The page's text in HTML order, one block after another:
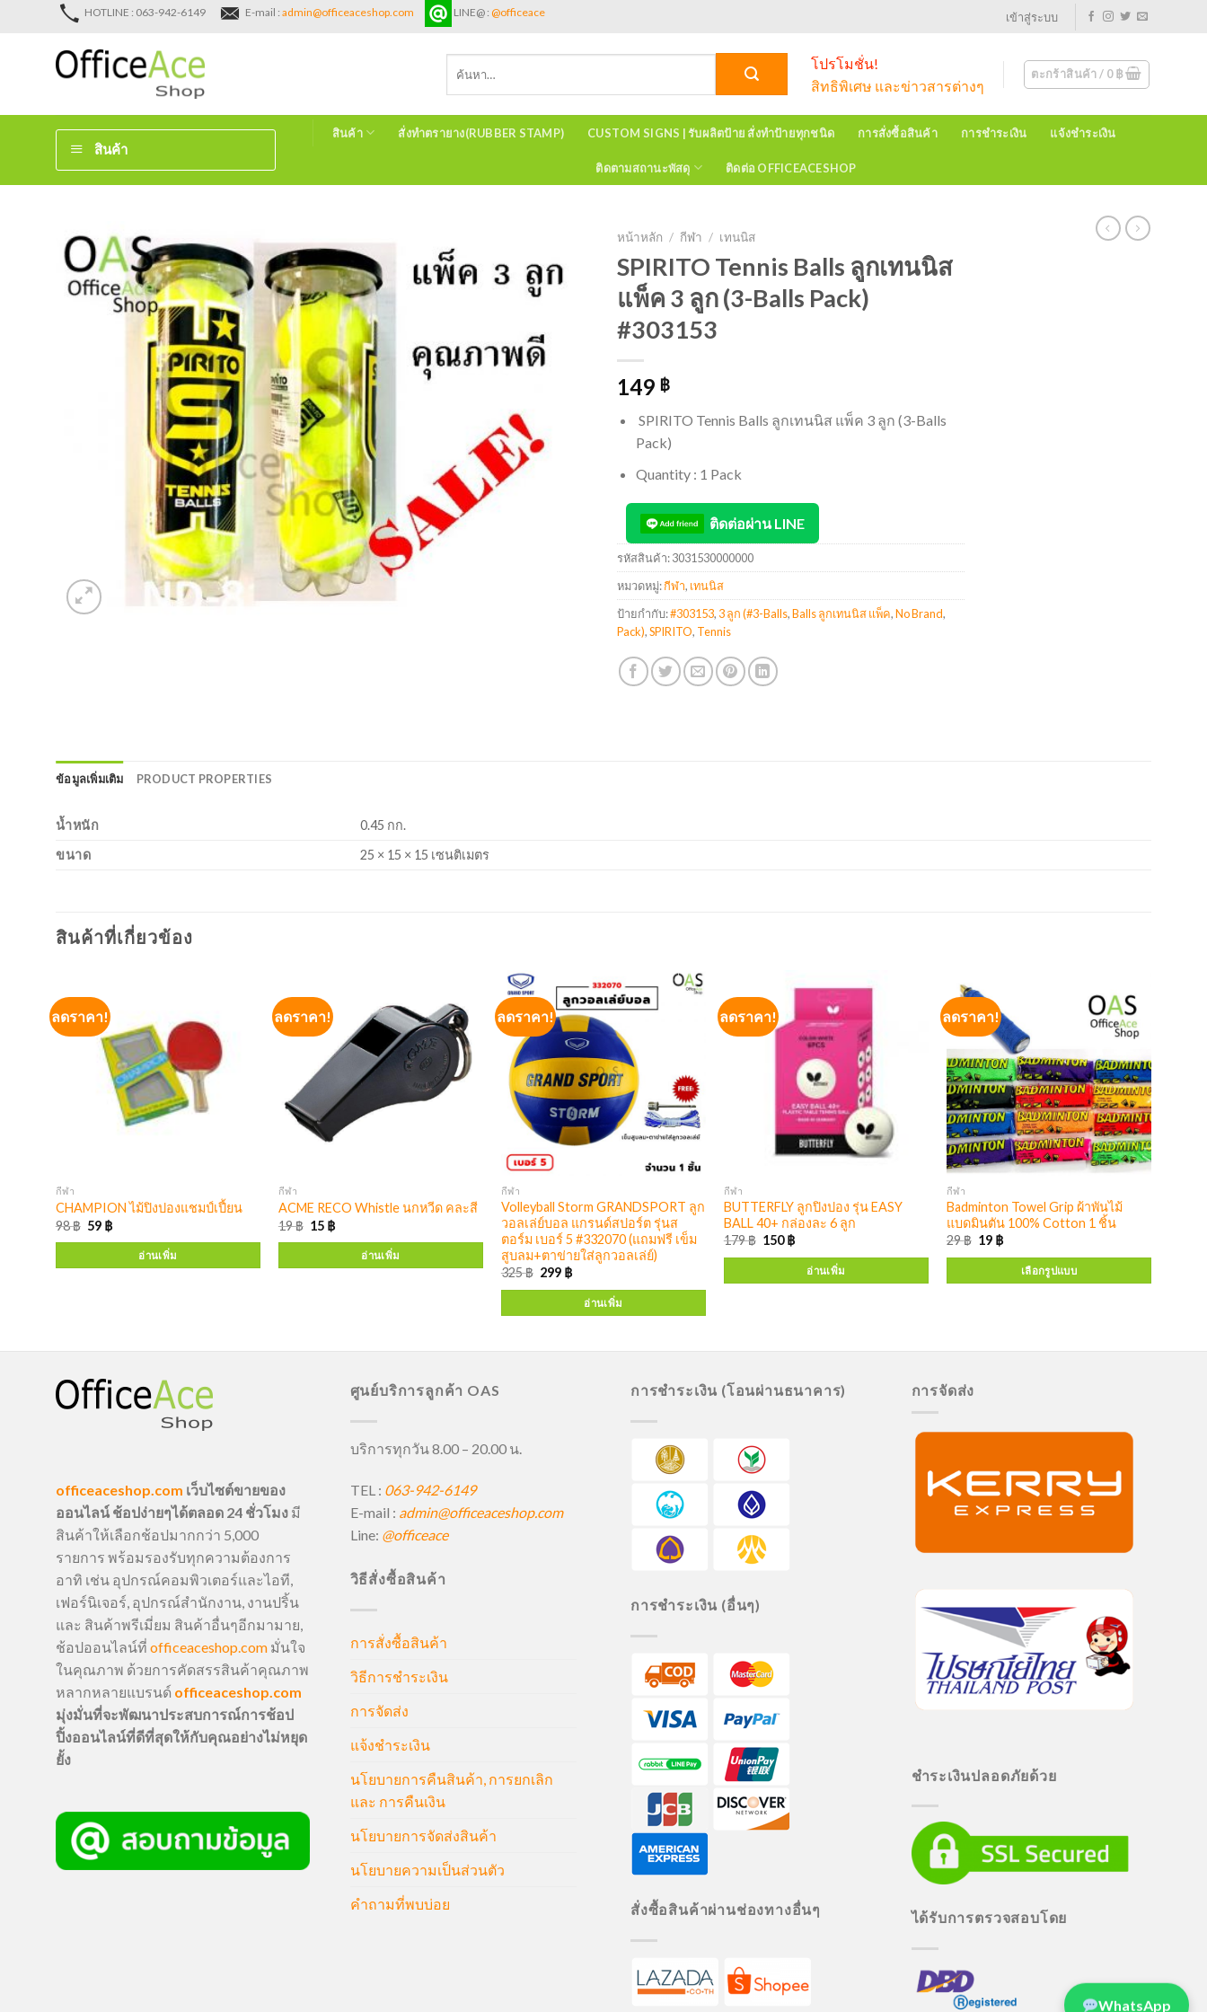
HOTLINE : 063-942-6149 E-mail : admin@officeaceshop.com LINE@ : @officeace เข้าสู่ระบบ
โปรโมชั่น!
สิทธิพิเศษ และข่าวสารต่างๆ
ตะกร้าสินค้า / 0฿
สินค้า
สินค้า สั่งทำตรายาง(RUBBER STAMP) CUSTOM SIGNS | รับผลิตป้าย สั่งทำป้ายทุกชนิด การสั่งซื้อสินค้า การชำระเงิน แจ้งชำระเงิน
ติดตามสถานะพัสดุ ติดต่อ OFFICEACESHOP
หน้าหลัก / กีฬา / เทนนิส
SPIRITO Tennis Balls ลูกเทนนิส
แพ็ค 3 ลูก (3-Balls Pack)
#303153
149 ฿
SPIRITO Tennis Balls ลูกเทนนิส แพ็ค 3 ลูก (3-Balls
Pack)
Quantity : 1 Pack
ติดต่อผ่าน LINE
รหัสสินค้า:3031530000000
หมวดหมู่:กีฬา, เทนนิส
ป้ายกำกับ:#303153, 3 ลูก (#3-Balls,Balls ลูกเทนนิส แพ็ค,No Brand,
Pack),SPIRITO, Tennis
ข้อมูลเพิ่มเติม PRODUCT PROPERTIES
น้ำหนัก
0.45 กก.
ขนาด
25 × 15 × 15 เซนติเมตร
สินค้าที่เกี่ยวข้อง
ลดราคา!
กีฬา
CHAMPION ไม้ปิงปองแชมป์เปี้ยน
98฿ 59 ฿
อ่านเพิ่ม
ลดราคา!
กีฬา
ACME RECO Whistle นกหวีด คละสี
19฿ 15 ฿
อ่านเพิ่ม
ลดราคา!
กีฬา
Volleyball Storm GRANDSPORT ลูก
วอลเล่ย์บอล แกรนด์สปอร์ต รุ่นส
ตอร์ม เบอร์ 5 #332070 (แถมฟรี เข็ม
สูบลม+ตาข่ายใส่ลูกวอลเล่ย์)
325฿ 299 ฿
อ่านเพิ่ม
ลดราคา!
กีฬา
BUTTERFLY ลูกปิงปอง รุ่น EASY
BALL 40+ กล่องละ 6 ลูก
179฿ 150฿
อ่านเพิ่ม
ลดราคา!
กีฬา
Badminton Towel Grip ผ้าพันไม้
แบดมินตัน 100% Cotton 1 ชิ้น
29฿ 19 ฿
เลือกรูปแบบ
officeaceshop.com เว็บไซต์ขายของ
ออนไลน์ ช้อปง่ายๆได้ตลอด 24 ชั่วโมง มี
สินค้าให้เลือกช้อปมากกว่า 5,000
รายการ พร้อมรองรับทุกความต้องการ
อาทิ เช่น อุปกรณ์คอมพิวเตอร์และไอที,
เฟอร์นิเจอร์, อุปกรณ์สำนักงาน, งานปริ้น
และ สินค้าพรีเมี่ยม สินค้าอื่นๆอีกมามาย,
ช้อปออนไลน์ที่ officeaceshop.com มั่นใจ
ในคุณภาพ ด้วยการคัดสรรสินค้าคุณภาพ
หลากหลายแบรนด์ officeaceshop.com
มุ่งมั่นที่จะพัฒนาประสบการณ์การช้อป
ปิ้งออนไลน์ที่ดีที่สุดให้กับคุณอย่างไม่หยุด
ยั้ง
ศูนย์บริการลูกค้า OAS
บริการทุกวัน 8.00 – 20.00 น.
TEL : 063-942-6149
E-mail : admin@officeaceshop.com
Line: @officeace
วิธีสั่งซื้อสินค้า
การสั่งซื้อสินค้า
วิธีการชำระเงิน
การจัดส่ง
แจ้งชำระเงิน
นโยบายการคืนสินค้า, การยกเลิก
และ การคืนเงิน
นโยบายการจัดส่งสินค้า
นโยบายความเป็นส่วนตัว
คำถามที่พบบ่อย
การชำระเงิน (โอนผ่านธนาคาร)
การชำระเงิน (อื่นๆ)
สั่งซื้อสินค้าผ่านช่องทางอื่นๆ
การจัดส่ง
ชำระเงินปลอดภัยด้วย
ได้รับการตรวจสอบโดย
WhatsApp